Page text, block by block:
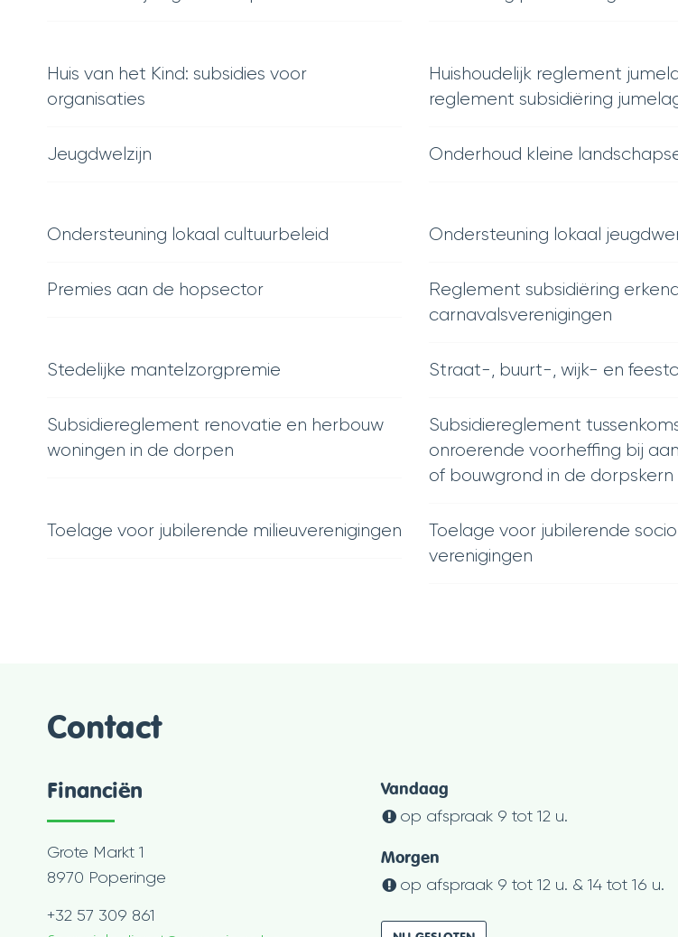
Huis van het Kind: subsidies voor
organisaties
Huishoudelijk reglement
reglement subsidiëring
Jeugdwelzijn Onderhoud kleine
Ondersteuning lokaal cultuurbeleid Ondersteuning lokaal
Premies aan de hopsector
Reglement subsidiëring
carnavalsverenigingen
Stedelijke mantelzorgpremie Straat-, buurt-, wijk- en
Subsidiereglement renovatie en herbouw
woningen in de dorpen
Subsidiereglement
onroerende voorheffing bij
of bouwgrond in de dorpskern
Toelage voor jubilerende milieuverenigingen
Toelage voor jubilerende
verenigingen
Contact
Financiën
Adres
Grote Markt 1
,8970 Poperinge
Tel.
+32 57 309 861
Openingsuren
Vandaag
op afspraak 9 tot12 u.
Morgen
op afspraak 9 tot12 u. &14 tot16 u.